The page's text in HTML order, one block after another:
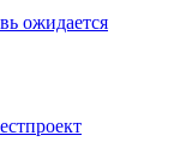
ожидается